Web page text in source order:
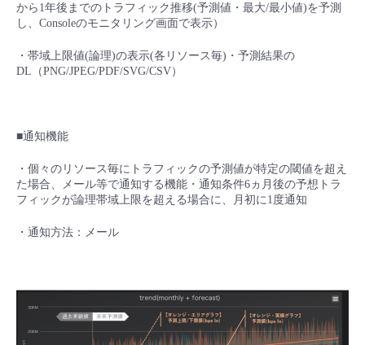
- クラウド / サーバー
- Flexible InterConnect
から1年後までのトラフィック推移(予測値・最大/最小値)を予測
し、Consoleのモニタリング画面で表示）
・帯域上限値(論理)の表示(各リソース毎)・予測結果の
DL（PNG/JPEG/PDF/SVG/CSV）
■通知機能
・個々のリソース毎にトラフィックの予測値が特定の閾値を超え
た場合、メール等で通知する機能・通知条件6ヵ月後の予想トラ
フィックが論理帯域上限を超える場合に、月初に1度通知
・通知方法：メール